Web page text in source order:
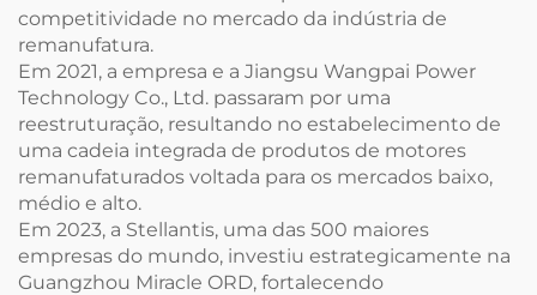
competitividade no mercado da indústria de
remanufatura.
Em 2021, a empresa e a Jiangsu Wangpai Power
Technology Co., Ltd. passaram por uma
reestruturação, resultando no estabelecimento de
uma cadeia integrada de produtos de motores
remanufaturados voltada para os mercados baixo,
médio e alto.
Em 2023, a Stellantis, uma das 500 maiores
empresas do mundo, investiu estrategicamente na
Guangzhou Miracle ORD, fortalecendo